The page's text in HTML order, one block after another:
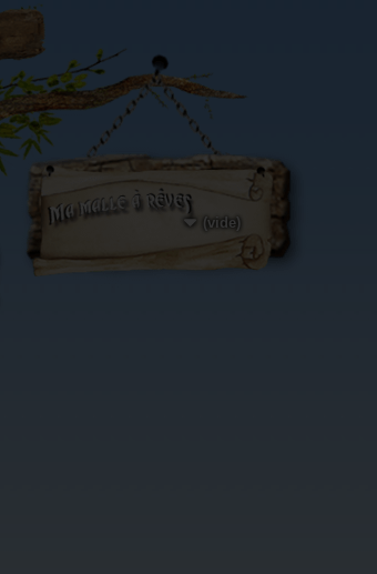
(vide)